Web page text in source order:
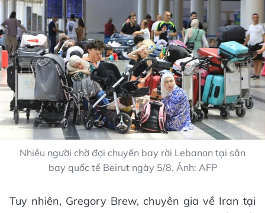
Nhiều người chờ đợi chuyến bay rời Lebanon tại sân
bay quốc tế Beirut ngày 5/8. Ảnh: AFP
Tuy nhiên, Gregory Brew, chuyên gia về Iran tại